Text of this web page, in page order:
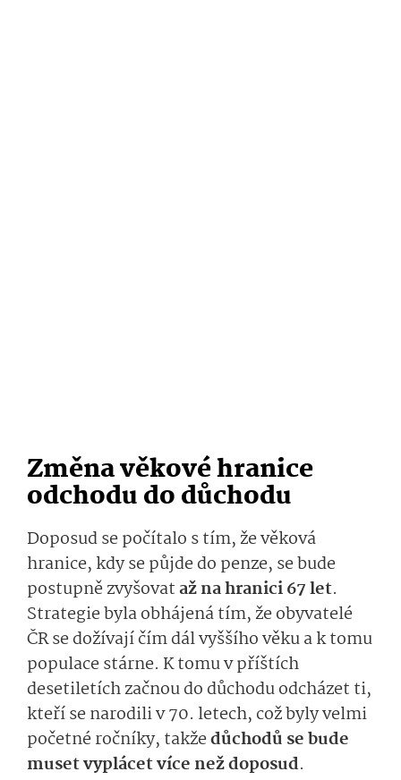
Změna věkové hranice
odchodu do důchodu
Doposud se počítalo s tím, že věková
hranice, kdy se půjde do penze, se bude
postupně zvyšovataž na hranici 67 let.
Strategie byla obhájená tím, že obyvatelé
ČR se dožívají čím dál vyššího věku a k tomu
populace stárne. K tomu v příštích
desetiletích začnou do důchodu odcházet ti,
kteří se narodili v 70. letech, což byly velmi
početné ročníky, takžedůchodů se bude
muset vyplácet více než doposud.